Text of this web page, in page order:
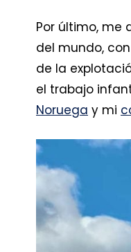
Por último, me
del mundo,
de la
el trabajo
Noruega y mi